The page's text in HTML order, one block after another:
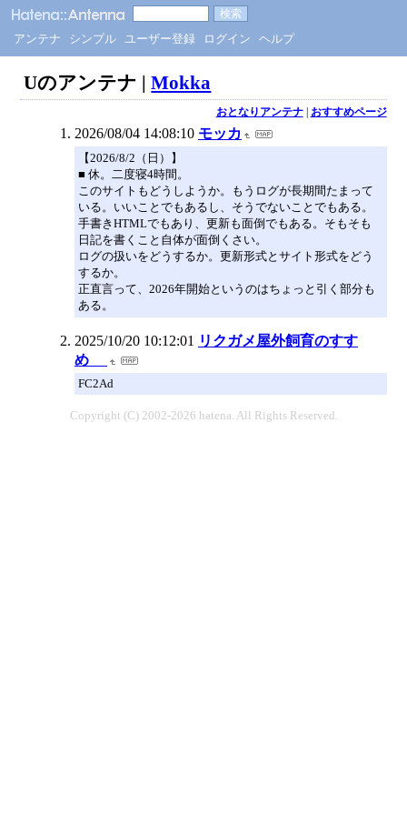
アンテナ シンプル ユーザー登録 ログイン ヘルプ
Uのアンテナ |Mokka
おとなりアンテナ| おすすめページ
2026/08/04 14:08:10 モッカ
【2026/8/2（日）】
■ 休。二度寝4時間。
このサイトもどうしようか。もうログが長期間たまって
いる。いいことでもあるし、そうでないことでもある。
手書きHTMLでもあり、更新も面倒でもある。そもそも
日記を書くこと自体が面倒くさい。
ログの扱いをどうするか。更新形式とサイト形式をどう
するか。
正直言って、2026年開始というのはちょっと引く部分も
ある。
2025/10/20 10:12:01 リクガメ屋外飼育のすす
め
FC2Ad
Copyright (C) 2002-2026 hatena. All Rights Reserved.